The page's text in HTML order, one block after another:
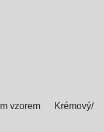
vzorem
Krémový/